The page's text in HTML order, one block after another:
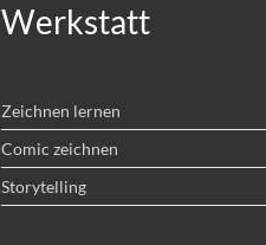
Werkstatt
Zeichnen lernen
Comic zeichnen
Storytelling